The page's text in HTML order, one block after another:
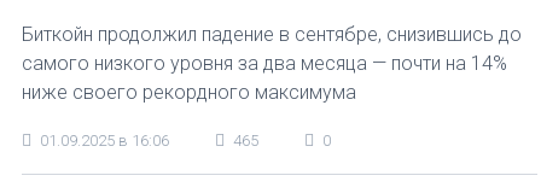
Биткойн продолжил падение в сентябре, снизившись до
самого низкого уровня за два месяца — почти на 14%
ниже своего рекордного максимума
01.09.2025 в 16:06 465 0